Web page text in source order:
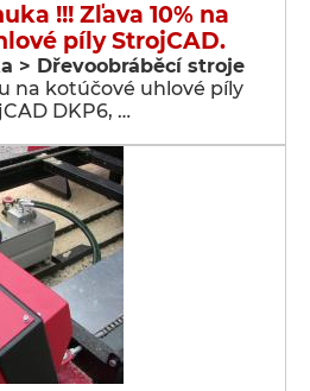
!!! Zľava 10% na
píly StrojCAD.
> Dřevoobráběcí stroje
na kotúčové uhlové píly
DKP6, …